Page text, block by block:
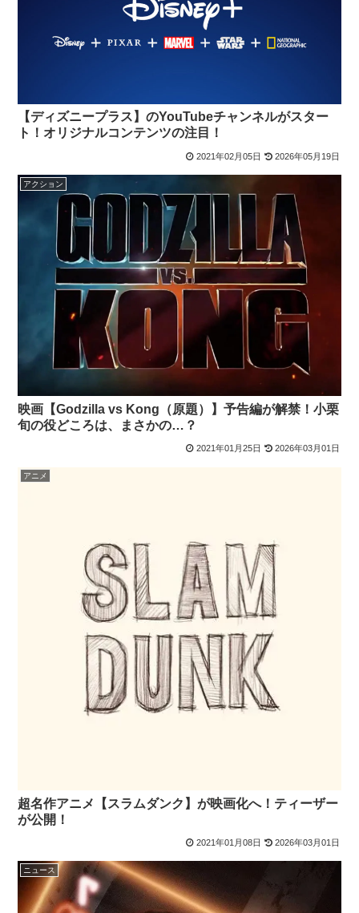
【ディズニープラス】のYouTubeチャンネルがスター
ト！オリジナルコンテンツの注目！
2021年02月05日 2026年05月19日
アクション
映画【Godzilla vs Kong（原題）】予告編が解禁！小栗
旬の役どころは、まさかの…？
2021年01月25日 2026年03月01日
アニメ
超名作アニメ【スラムダンク】が映画化へ！ティーザー
が公開！
2021年01月08日 2026年03月01日
ニュース